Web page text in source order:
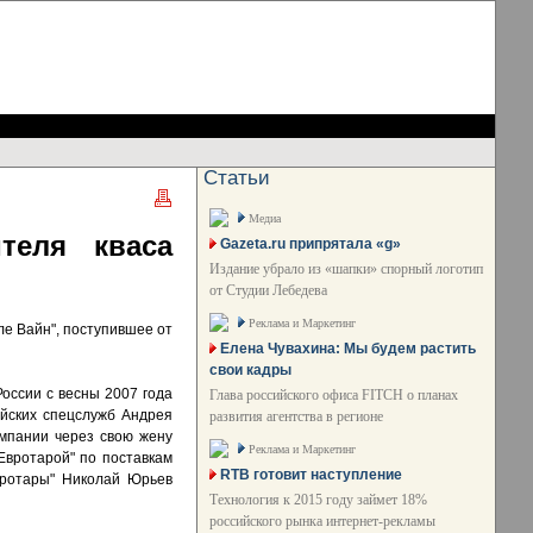
кваса
Вайн", поступившее от
с весны 2007 года
спецслужб Андрея
через свою жену
по поставкам
Николай Юрьев
Статьи
Медиа
Gazeta.ru припрятала «g»
Издание убрало из «шапки» спорный логотип
от Студии Лебедева
Реклама и Маркетинг
Елена Чувахина: Мы будем растить
свои кадры
Глава российского офиса FITCH о планах
развития агентства в регионе
Реклама и Маркетинг
RTB готовит наступление
Технология к 2015 году займет 18%
российского рынка интернет-рекламы